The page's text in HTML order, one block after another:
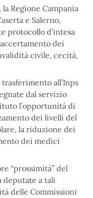
Regione Campania
e Salerno,
protocollo d’intesa
dei
civile, cecità,
all’Inps
dal servizio
l’opportunità di
dei livelli del
la riduzione dei
dei medici
“prossimità” del
deputate a tali
delle Commissioni